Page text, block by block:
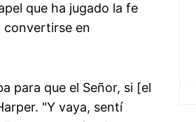
que ha jugado la fe
convertirse en
para que el Señor, si [el
"Y vaya, sentí